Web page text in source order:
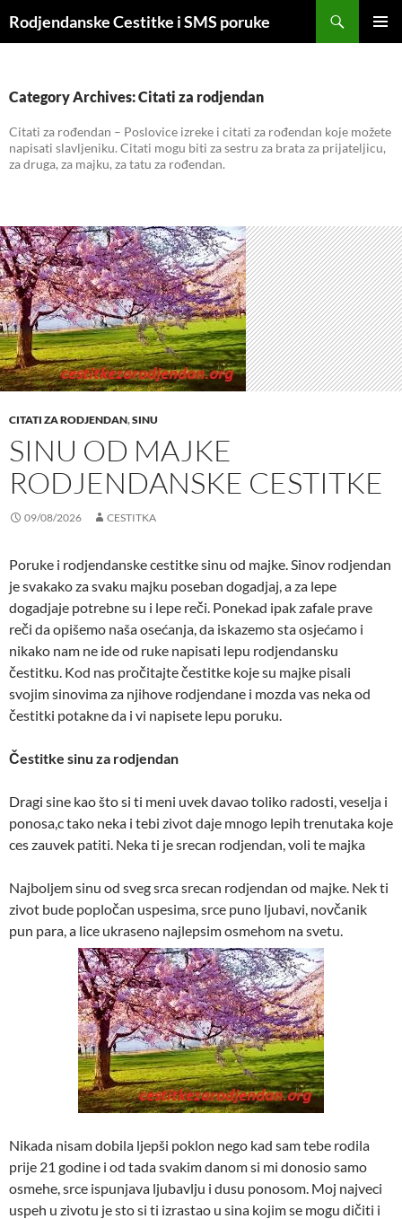
toRodjendanske Cestitke i SMS poruke
Category Archives: Citati za rodjendan
Citati za rođendan – Poslovice izreke i citati za rođendan koje možete
napisati slavljeniku. Citati mogu biti za sestru za brata za prijateljicu,
za druga, za majku, za tatu za rođendan.
CITATI ZA RODJENDAN,SINU
SINU OD MAJKE
RODJENDANSKE CESTITKE
09/08/2026 CESTITKA
Poruke i rodjendanske cestitke sinu od majke. Sinov rodjendan
je svakako za svaku majku poseban dogadjaj, a za lepe
dogadjaje potrebne su i lepe reči. Ponekad ipak zafale prave
reči da opišemo naša osećanja, da iskazemo sta osjećamo i
nikako nam ne ide od ruke napisati lepu rodjendansku
čestitku. Kod nas pročitajte čestitke koje su majke pisali
svojim sinovima za njihove rodjendane i mozda vas neka od
čestitki potakne da i vi napisete lepu poruku.
Čestitke sinu za rodjendan
Dragi sine kao što si ti meni uvek davao toliko radosti, veselja i
ponosa,c tako neka i tebi zivot daje mnogo lepih trenutaka koje
ces zauvek patiti. Neka ti je srecan rodjendan, voli te majka
Najboljem sinu od sveg srca srecan rodjendan od majke. Nek ti
zivot bude popločan uspesima, srce puno ljubavi, novčanik
pun para, a lice ukraseno najlepsim osmehom na svetu.
Nikada nisam dobila ljepši poklon nego kad sam tebe rodila
prije 21 godine i od tada svakim danom si mi donosio samo
osmehe, srce ispunjava ljubavlju i dusu ponosom. Moj najveci
uspeh u zivotu je sto si ti izrastao u sina kojim se mogu dičiti i